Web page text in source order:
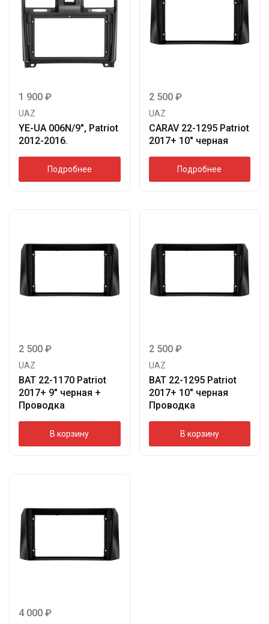
1 900 ₽
UAZ
YE-UA 006N/9″, Patriot
2012-2016.
Подробнее
2 500 ₽
UAZ
CARAV 22-1295 Patriot
2017+ 10″ черная
Подробнее
2 500 ₽
UAZ
BAT 22-1170 Patriot
2017+ 9″ черная +
Проводка
В корзину
2 500 ₽
UAZ
BAT 22-1295 Patriot
2017+ 10″ черная
Проводка
В корзину
4 000 ₽